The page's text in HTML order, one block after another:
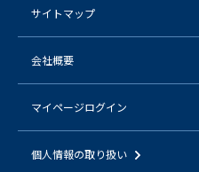
サイトマップ
会社概要
マイページログイン
個人情報の取り扱い